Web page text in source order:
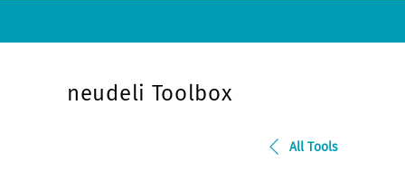
neudeli Toolbox
All Tools